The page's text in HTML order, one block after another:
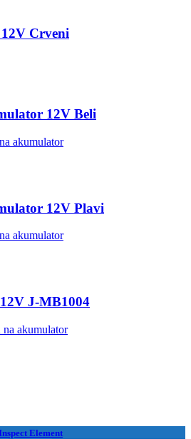
Crveni
12V Beli
akumulator
12V Plavi
akumulator
J-MB1004
na akumulator
Element